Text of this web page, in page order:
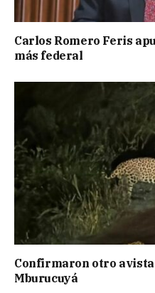
Carlos Romero Feris
más federal
Confirmaron otro
Mburucuyá